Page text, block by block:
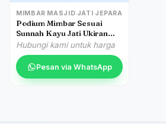
MIMBAR MASJID JATI JEPARA
Podium Mimbar Sesuai
Sunnah Kayu Jati Ukiran
Klasik Jepara
Hubungi kami untuk harga
Pesan via WhatsApp